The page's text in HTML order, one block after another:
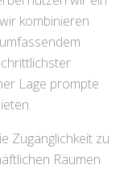
kombinieren
Lage prompte
Zugänglichkeit zu
Räumen